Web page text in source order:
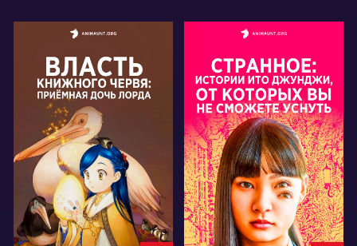
18318
142 89
6:22:27:50
2317
23 15
7:4:56:50